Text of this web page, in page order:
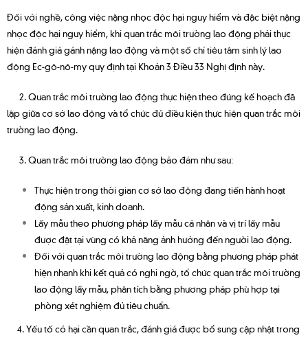
Đối với nghề, công việc nặng nhọc độc hại nguy hiểm và đặc biệt nặng
nhọc độc hại nguy hiểm, khi quan trắc môi trường lao động phải thực
hiện đánh giá gánh nặng lao động và một số chỉ tiêu tâm sinh lý lao
động Ec-gô-nô-my quy định tại Khoản 3 Điều 33 Nghị định này.
2. Quan trắc môi trường lao động thực hiện theo đúng kế hoạch đã
lập giữa cơ sở lao động và tổ chức đủ điều kiện thực hiện quan trắc môi
trường lao động.
3. Quan trắc môi trường lao động bảo đảm như sau:
Thực hiện trong thời gian cơ sở lao động đang tiến hành hoạt
động sản xuất, kinh doanh.
Lấy mẫu theo phương pháp lấy mẫu cá nhân và vị trí lấy mẫu
được đặt tại vùng có khả năng ảnh hưởng đến người lao động.
Đối với quan trắc môi trường lao động bằng phương pháp phát
hiện nhanh khi kết quả có nghi ngờ, tổ chức quan trắc môi trường
lao động lấy mẫu, phân tích bằng phương pháp phù hợp tại
phòng xét nghiệm đủ tiêu chuẩn.
4. Yếu tố có hại cần quan trắc, đánh giá được bổ sung cập nhật trong